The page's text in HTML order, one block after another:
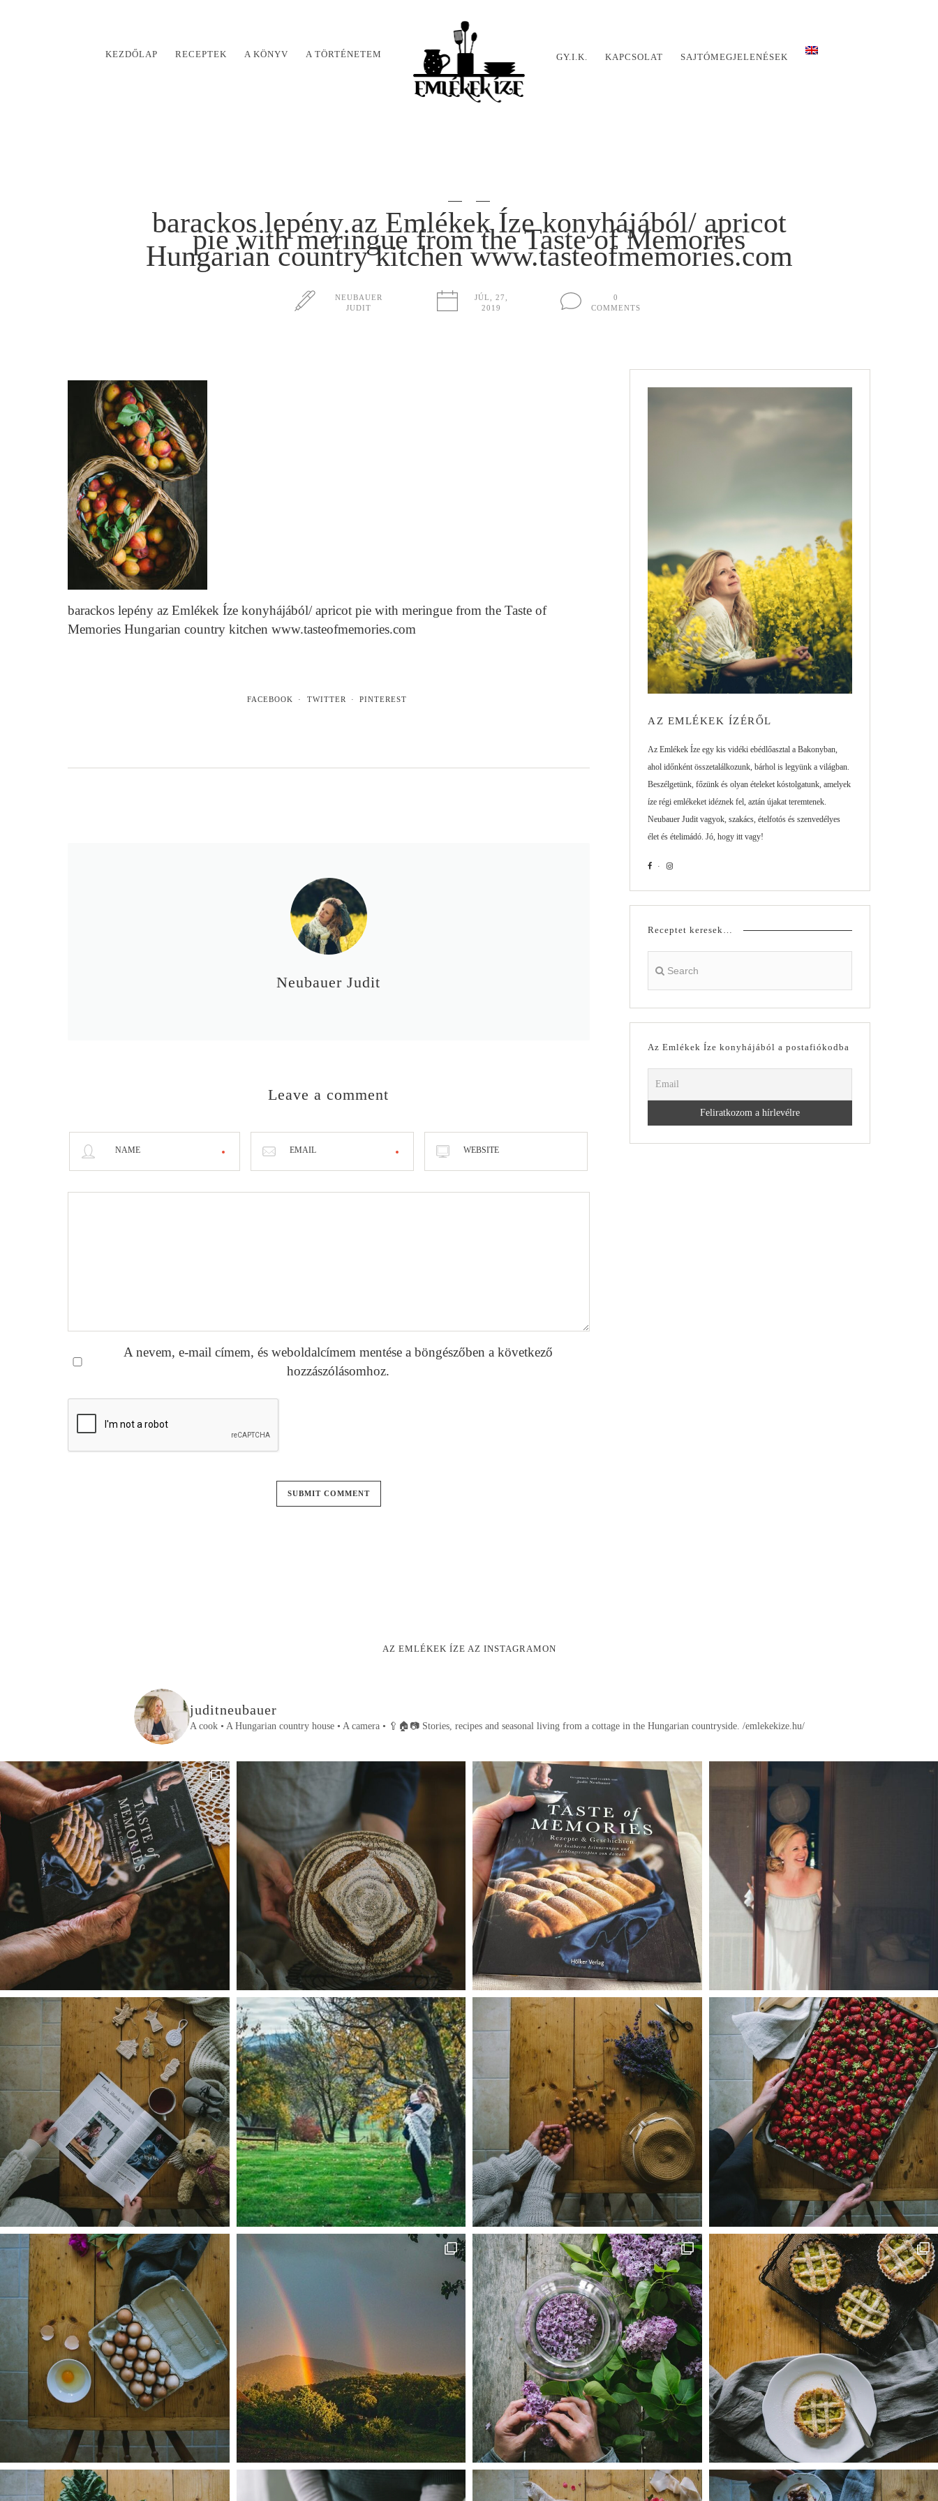
KEZDŐLAP RECEPTEK A KÖNYV A TÖRTÉNETEM GY.I.K. KAPCSOLAT SAJTÓMEGJELENÉSEK
barackos lepény az Emlékek Íze konyhájából/ apricot
pie with meringue from the Taste of Memories
Hungarian country kitchen www.tasteofmemories.com
NEUBAUER
JUDIT
JÚL, 27,
2019
0
COMMENTS
barackos lepény az Emlékek Íze konyhájából/ apricot pie with meringue from the Taste of
Memories Hungarian country kitchen www.tasteofmemories.com
FACEBOOK TWITTER PINTEREST
Neubauer Judit
Leave a comment
NAME EMAIL WEBSITE
A nevem, e-mail címem, és weboldalcímem mentése a böngészőben a következő
hozzászólásomhoz.
AZ EMLÉKEK ÍZÉRŐL
Az Emlékek Íze egy kis vidéki ebédlőasztal a Bakonyban,
ahol időnként összetalálkozunk, bárhol is legyünk a világban.
Beszélgetünk, főzünk és olyan ételeket kóstolgatunk, amelyek
íze régi emlékeket idéznek fel, aztán újakat teremtenek.
Neubauer Judit vagyok, szakács, ételfotós és szenvedélyes
élet és ételimádó. Jó, hogy itt vagy!
Receptet keresek…
Az Emlékek Íze konyhájából a postafiókodba
AZ EMLÉKEK ÍZE AZ INSTAGRAMON
juditneubauer
A cook • A Hungarian country house • A camera • 🥄🏠📷Stories, recipes and seasonal living from a cottage in the Hungarian countryside. /emlekekize.hu/